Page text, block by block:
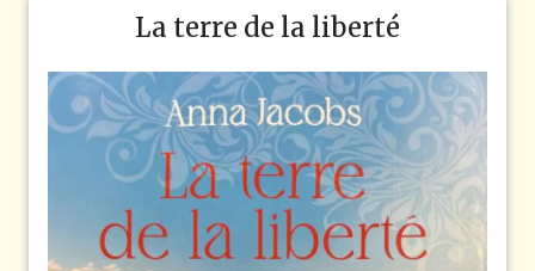
La terre de la liberté